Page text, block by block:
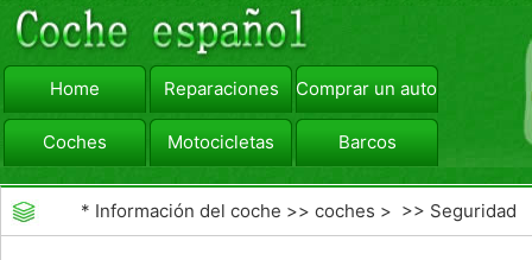
Home Reparaciones Comprar un automóvil
Coches Motocicletas Barcos
viajar Camiones
* Información del coche >>coches > >> Seguridad